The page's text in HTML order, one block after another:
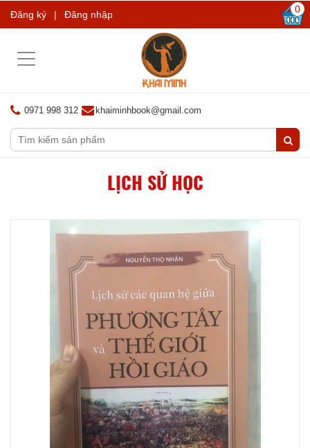
Đăng ký | Đăng nhập 0
Toggle
0971 998 312 khaiminhbook@gmail.com
LỊCH SỬ HỌC